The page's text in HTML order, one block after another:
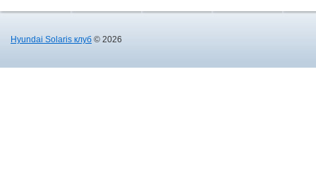
Hyundai Solaris клуб © 2026